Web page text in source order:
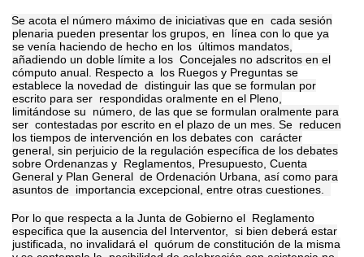
Se acota el número máximo de iniciativas que en cada sesión
plenaria pueden presentar los grupos, en línea con lo que ya
se venía haciendo de hecho en los últimos mandatos,
añadiendo un doble límite a los Concejales no adscritos en el
cómputo anual. Respecto a los Ruegos y Preguntas se
establece la novedad de distinguir las que se formulan por
escrito para ser respondidas oralmente en el Pleno,
limitándose su número, de las que se formulan oralmente para
ser contestadas por escrito en el plazo de un mes. Se reducen
los tiempos de intervención en los debates con carácter
general, sin perjuicio de la regulación específica de los debates
sobre Ordenanzas y Reglamentos, Presupuesto, Cuenta
General y Plan General de Ordenación Urbana, así como para
asuntos de importancia excepcional, entre otras cuestiones.
Por lo que respecta a la Junta de Gobierno el Reglamento
especifica que la ausencia del Interventor, si bien deberá estar
justificada, no invalidará el quórum de constitución de la misma